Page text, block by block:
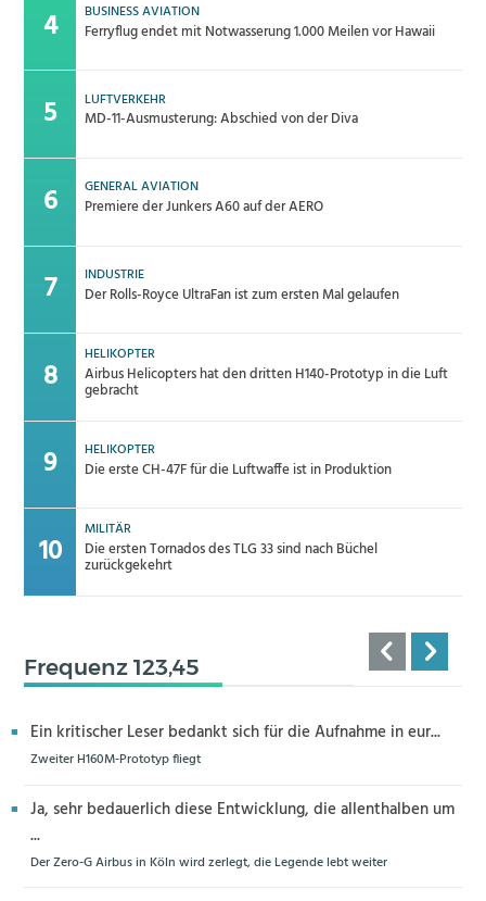
BUSINESS AVIATION
Ferryflug endet mit Notwasserung 1.000 Meilen vor Hawaii
LUFTVERKEHR
MD-11-Ausmusterung: Abschied von der Diva
GENERAL AVIATION
Premiere der Junkers A60 auf der AERO
INDUSTRIE
Der Rolls-Royce UltraFan ist zum ersten Mal gelaufen
HELIKOPTER
Airbus Helicopters hat den dritten H140-Prototyp in die Luft
gebracht
HELIKOPTER
Die erste CH-47F für die Luftwaffe ist in Produktion
MILITÄR
Die ersten Tornados des TLG 33 sind nach Büchel
zurückgekehrt
Frequenz 123,45
Ein kritischer Leser bedankt sich für die Aufnahme in eur...
Zweiter H160M-Prototyp fliegt
Ja, sehr bedauerlich diese Entwicklung, die allenthalben um
...
Der Zero-G Airbus in Köln wird zerlegt, die Legende lebt weiter